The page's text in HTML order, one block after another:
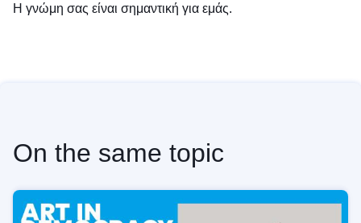
Η γνώμη σας είναι σημαντική για εμάς.
On the same topic